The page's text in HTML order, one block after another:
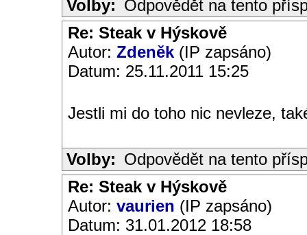
Volby: Odpovědět na tento
Re: Steak v Hýskově
Autor: Zdeněk (IP zapsáno)
Datum: 25.11.2011 15:25
Jestli mi do toho nic nevleze,
Volby: Odpovědět na tento
Re: Steak v Hýskově
Autor: vaurien (IP zapsáno)
Datum: 31.01.2012 18:58